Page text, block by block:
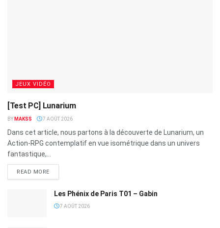
JEUX VIDÉO
[Test PC] Lunarium
BY MAKSS 7 AOÛT 2026
Dans cet article, nous partons à la découverte de Lunarium, un
Action-RPG contemplatif en vue isométrique dans un univers
fantastique,...
READ MORE
Les Phénix de Paris T01 – Gabin
7 AOÛT 2026